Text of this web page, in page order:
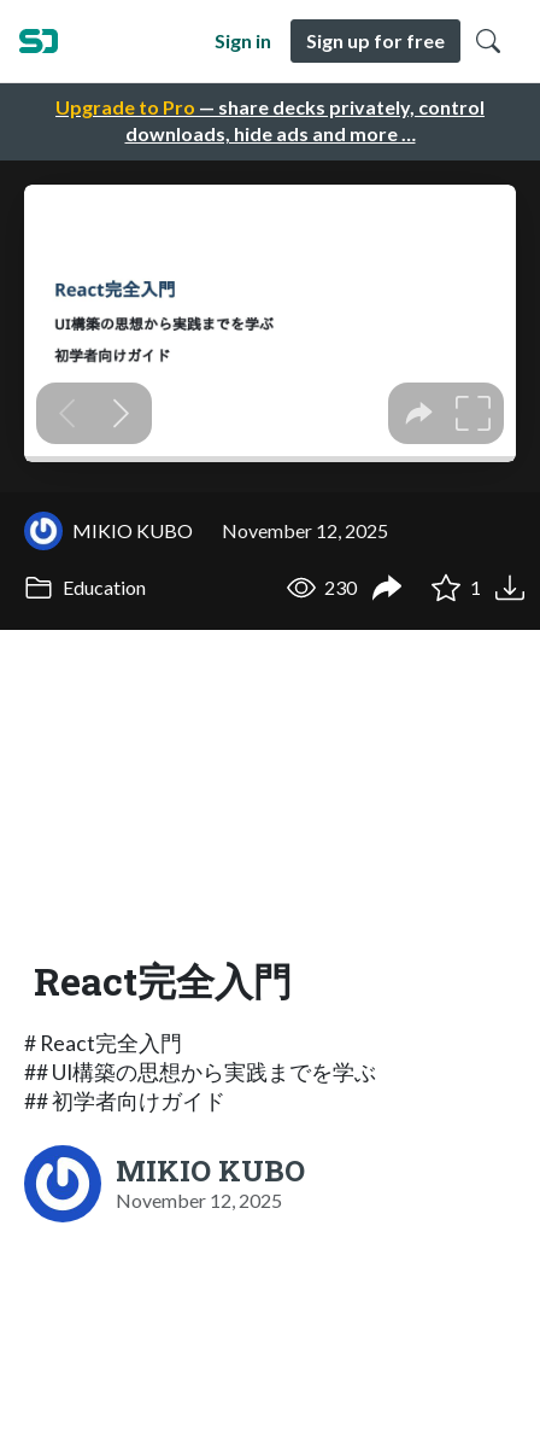
Upgrade to Pro — share decks privately, control
downloads, hide ads and more …
Sign in Sign up for free
MIKIO KUBO November 12, 2025
Education 230 1
React完全入門
# React完全入門
## UI構築の思想から実践までを学ぶ
## 初学者向けガイド
MIKIO KUBO
November 12, 2025